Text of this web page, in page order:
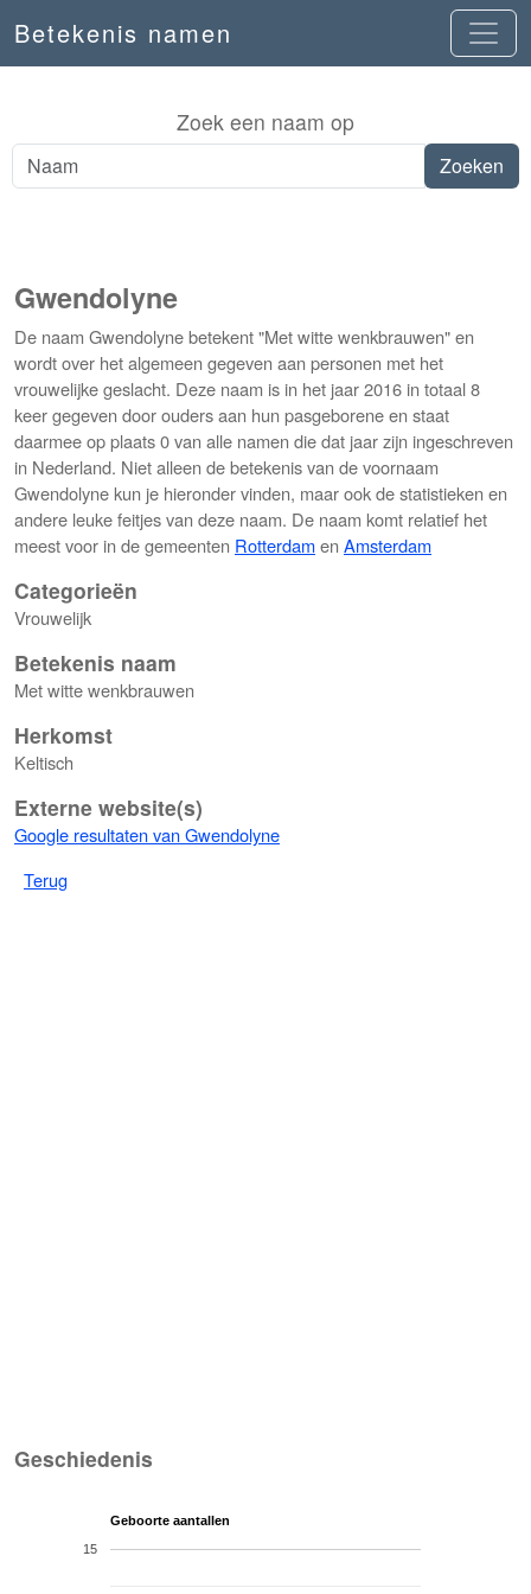
Betekenis namen
Zoek een naam op
Gwendolyne
De naam Gwendolyne betekent "Met witte wenkbrauwen" en
wordt over het algemeen gegeven aan personen met het
vrouwelijke geslacht. Deze naam is in het jaar 2016 in totaal 8
keer gegeven door ouders aan hun pasgeborene en staat
daarmee op plaats 0 van alle namen die dat jaar zijn ingeschreven
in Nederland. Niet alleen de betekenis van de voornaam
Gwendolyne kun je hieronder vinden, maar ook de statistieken en
andere leuke feitjes van deze naam. De naam komt relatief het
meest voor in de gemeenten Rotterdamen Amsterdam
Categorieën
Vrouwelijk
Betekenis naam
Met witte wenkbrauwen
Herkomst
Keltisch
Externe website(s)
Google resultaten van Gwendolyne
Terug
Geschiedenis
Geboorte aantallen
15